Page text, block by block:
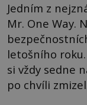
Jedním z
Mr. One Way.
letošního
si vždy sedne
po chvíli